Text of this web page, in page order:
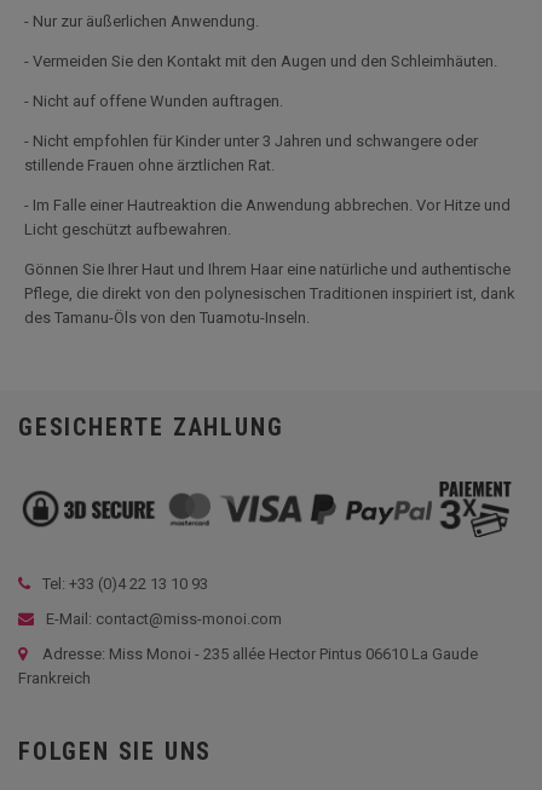
- Nur zur äußerlichen Anwendung.
- Vermeiden Sie den Kontakt mit den Augen und den Schleimhäuten.
- Nicht auf offene Wunden auftragen.
- Nicht empfohlen für Kinder unter 3 Jahren und schwangere oder
stillende Frauen ohne ärztlichen Rat.
- Im Falle einer Hautreaktion die Anwendung abbrechen. Vor Hitze und
Licht geschützt aufbewahren.
Gönnen Sie Ihrer Haut und Ihrem Haar eine natürliche und authentische
Pflege, die direkt von den polynesischen Traditionen inspiriert ist, dank
des Tamanu-Öls von den Tuamotu-Inseln.
GESICHERTE ZAHLUNG
Tel: +33 (0)4 22 13 10 93
E-Mail: contact@miss-monoi.com
Adresse: Miss Monoi - 235 allée Hector Pintus 06610 La Gaude
Frankreich
FOLGEN SIE UNS